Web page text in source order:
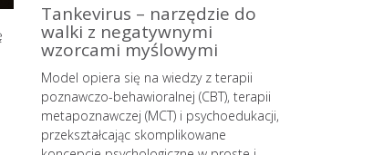
Tankevirus – narzędzie do
walki z negatywnymi
wzorcami myślowymi
Model opiera się na wiedzy z terapii
poznawczo-behawioralnej (CBT), terapii
metapoznawczej (MCT) i psychoedukacji,
przekształcając skomplikowane